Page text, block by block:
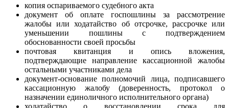
копия оспариваемого судебного акта
документ об оплате госпошлины за рассмотрение
жалобы или ходатайство об отсрочке, рассрочке или
уменьшении пошлины с подтверждением
обоснованности своей просьбы
почтовая квитанция и опись вложения,
подтверждающие направление кассационной жалобы
остальными участниками дела
документ-основание полномочий лица, подписавшего
кассационную жалобу (доверенность, протокол о
назначении единоличного исполнительного органа)
ходатайство о восстановлении срока для